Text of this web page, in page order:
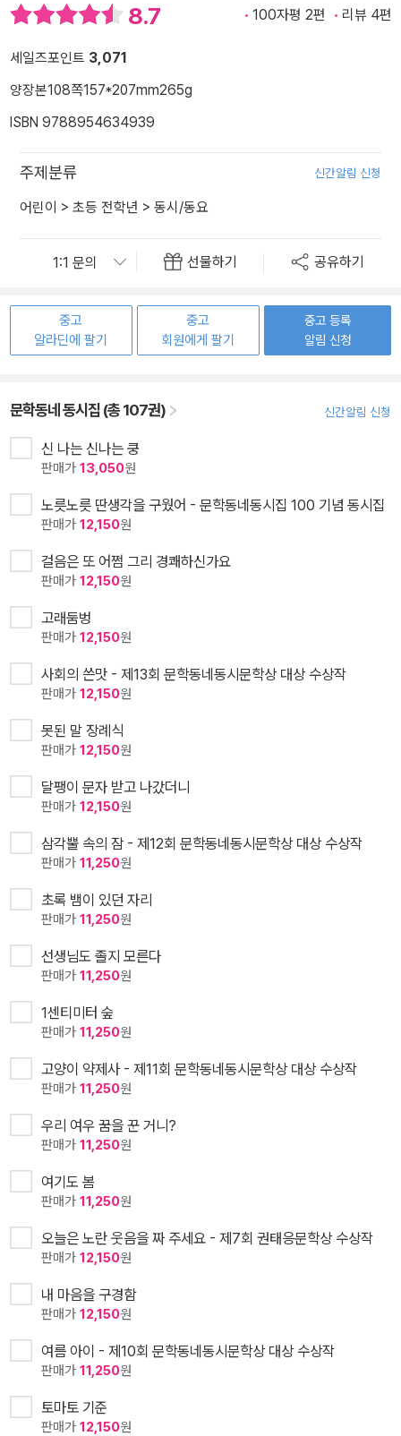
8.7 100자평 2편 리뷰 4편
세일즈포인트 3,071
양장본108쪽157*207mm265g
ISBN 9788954634939
주제분류 신간알림 신청
어린이 > 초등 전학년 > 동시/동요
선물하기 공유하기
중고
알라딘에 팔기
중고
회원에게 팔기
중고 등록
알림 신청
문학동네 동시집 (총 107권) 신간알림 신청
신 나는 신나는 쿵
판매가 13,050원
노릇노릇 딴생각을 구웠어 - 문학동네동시집 100 기념 동시집
판매가 12,150원
걸음은 또 어쩜 그리 경쾌하신가요
판매가 12,150원
고래둠벙
판매가 12,150원
사회의 쓴맛 - 제13회 문학동네동시문학상 대상 수상작
판매가 12,150원
못된 말 장례식
판매가 12,150원
달팽이 문자 받고 나갔더니
판매가 12,150원
삼각뿔 속의 잠 - 제12회 문학동네동시문학상 대상 수상작
판매가 11,250원
초록 뱀이 있던 자리
판매가 11,250원
선생님도 졸지 모른다
판매가 11,250원
1센티미터 숲
판매가 11,250원
고양이 약제사 - 제11회 문학동네동시문학상 대상 수상작
판매가 11,250원
우리 여우 꿈을 꾼 거니?
판매가 11,250원
여기도 봄
판매가 11,250원
오늘은 노란 웃음을 짜 주세요 - 제7회 권태응문학상 수상작
판매가 12,150원
내 마음을 구경함
판매가 12,150원
여름 아이 - 제10회 문학동네동시문학상 대상 수상작
판매가 11,250원
토마토 기준
판매가 12,150원